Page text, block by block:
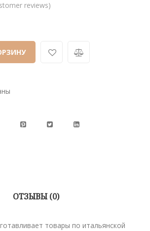
reviews)
ОТЗЫВЫ (0)
товары по итальянской